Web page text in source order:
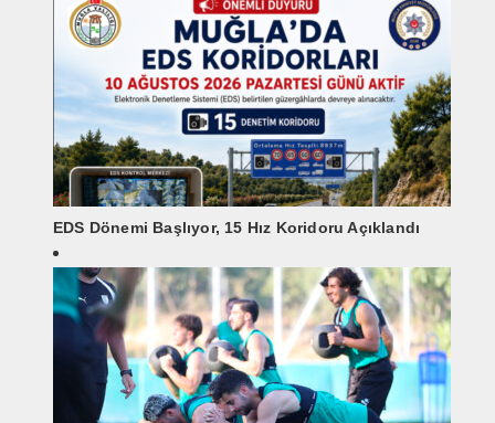
EDS Dönemi Başlıyor, 15 Hız Koridoru Açıklandı